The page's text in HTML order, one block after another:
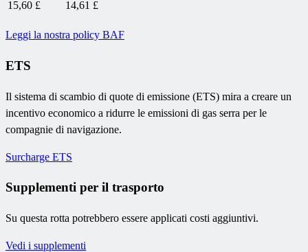
15,60 £ 14,61 £
Leggi la nostra policy BAF
ETS
Il sistema di scambio di quote di emissione (ETS) mira a creare un
incentivo economico a ridurre le emissioni di gas serra per le
compagnie di navigazione.
Surcharge ETS
Supplementi per il trasporto
Su questa rotta potrebbero essere applicati costi aggiuntivi.
Vedi i supplementi